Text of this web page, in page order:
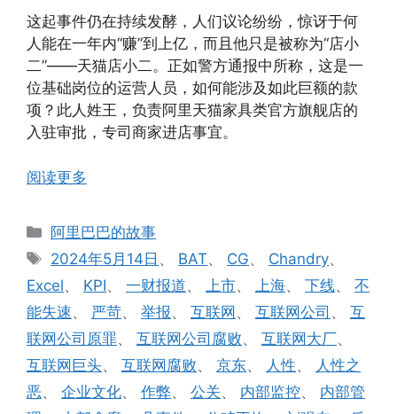
这起事件仍在持续发酵，人们议论纷纷，惊讶于何
人能在一年内“赚”到上亿，而且他只是被称为“店小
二”——天猫店小二。正如警方通报中所称，这是一
位基础岗位的运营人员，如何能涉及如此巨额的款
项？此人姓王，负责阿里天猫家具类官方旗舰店的
入驻审批，专司商家进店事宜。
阅读更多
分
类
阿里巴巴的故事
标
签
2024年5月14日 、 BAT、 CG、 Chandry、
Excel、 KPI、 一财报道、 上市、 上海、 下线、 不
能失速、 严苛、 举报、 互联网、 互联网公司 、 互
联网公司原罪、 互联网公司腐败、 互联网大厂、
互联网巨头、 互联网腐败、 京东、 人性、
人性之
恶、 企业文化、 作弊、 公关、 内部监控、 内部管